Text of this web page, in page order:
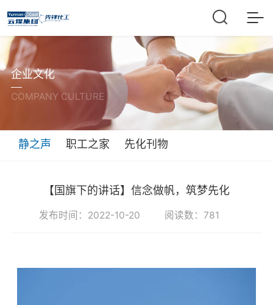
企业文化
COMPANY CULTURE
静之声 职工之家 先化刊物
【国旗下的讲话】信念做帆，筑梦先化
发布时间：2022-10-20 阅读数：781